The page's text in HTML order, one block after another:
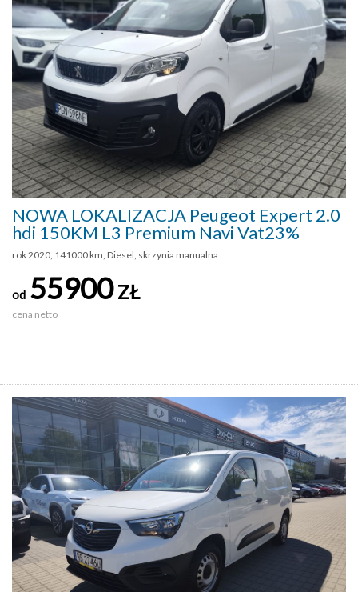
NOWA LOKALIZACJA Peugeot Expert 2.0
hdi 150KM L3 Premium Navi Vat23%
rok 2020, 141000 km, Diesel, skrzynia manualna
od 55900ZŁ
cena netto